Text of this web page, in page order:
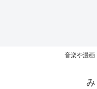
音楽や漫画